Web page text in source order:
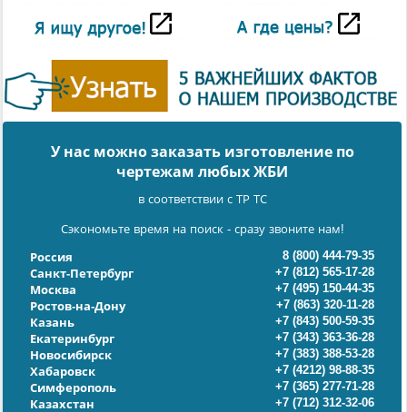
У нас можно заказать изготовление по
чертежам любых ЖБИ
в соответствии с ТР ТС
Сэкономьте время на поиск - сразу звоните нам!
Россия
8 (800) 444-79-35
Санкт-Петербург
+7 (812) 565-17-28
Москва
+7 (495) 150-44-35
Ростов-на-Дону
+7 (863) 320-11-28
Казань
+7 (843) 500-59-35
Екатеринбург
+7 (343) 363-36-28
Новосибирск
+7 (383) 388-53-28
Хабаровск
+7 (4212) 98-88-35
Симферополь
+7 (365) 277-71-28
Казахстан
+7 (712) 312-32-06